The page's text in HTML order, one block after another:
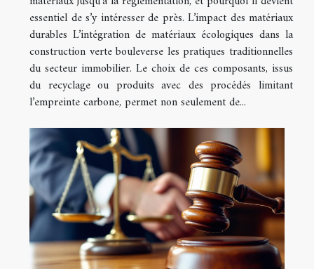
essentiel de s’y intéresser de près. L’impact des matériaux
durables L’intégration de matériaux écologiques dans la
construction verte bouleverse les pratiques traditionnelles
du secteur immobilier. Le choix de ces composants, issus
du recyclage ou produits avec des procédés limitant
l’empreinte carbone, permet non seulement de...